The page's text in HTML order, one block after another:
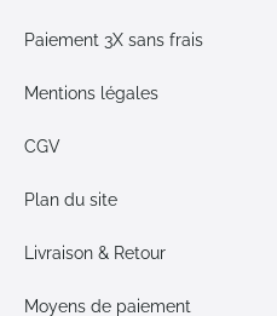
Paiement 3X sans frais
Mentions légales
CGV
Plan du site
Livraison & Retour
Moyens de paiement